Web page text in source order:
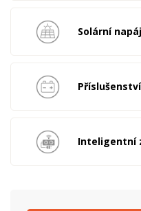
Solární
Příslušenství
Inteligentní